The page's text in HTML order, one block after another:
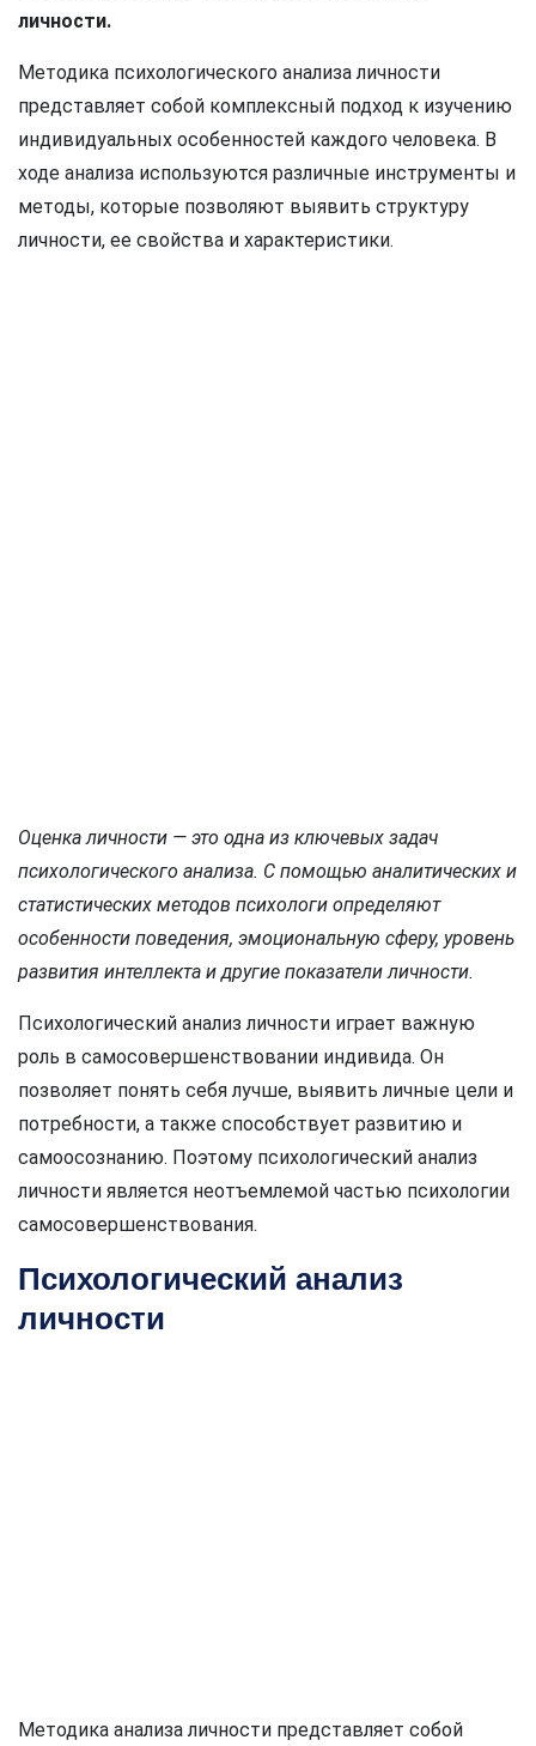
личности.
Методика психологического анализа личности
представляет собой комплексный подход к изучению
индивидуальных особенностей каждого человека. В
ходе анализа используются различные инструменты и
методы, которые позволяют выявить структуру
личности, ее свойства и характеристики.
Оценка личности — это одна из ключевых задач
психологического анализа. С помощью аналитических и
статистических методов психологи определяют
особенности поведения, эмоциональную сферу, уровень
развития интеллекта и другие показатели личности.
Психологический анализ личности играет важную
роль в самосовершенствовании индивида. Он
позволяет понять себя лучше, выявить личные цели и
потребности, а также способствует развитию и
самоосознанию. Поэтому психологический анализ
личности является неотъемлемой частью психологии
самосовершенствования.
Психологический анализ
личности
Методика анализа личности представляет собой